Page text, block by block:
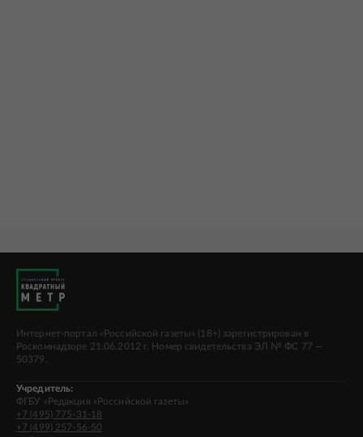
Интернет-портал «Российской газеты» (18+) зарегистрирован в
Роскомнадзоре 21.06.2012 г. Номер свидетельства ЭЛ № ФС 77 —
50379.
Учредитель:
ФГБУ «Редакция «Российской газеты»
+7 (495) 775-31-18
+7 (499) 257-56-50